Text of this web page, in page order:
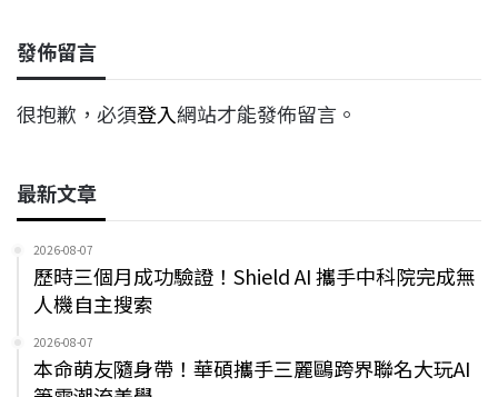
發佈留言
很抱歉，必須登入網站才能發佈留言。
最新文章
2026-08-07
歷時三個月成功驗證！Shield AI 攜手中科院完成無
人機自主搜索
2026-08-07
本命萌友隨身帶！華碩攜手三麗鷗跨界聯名大玩AI